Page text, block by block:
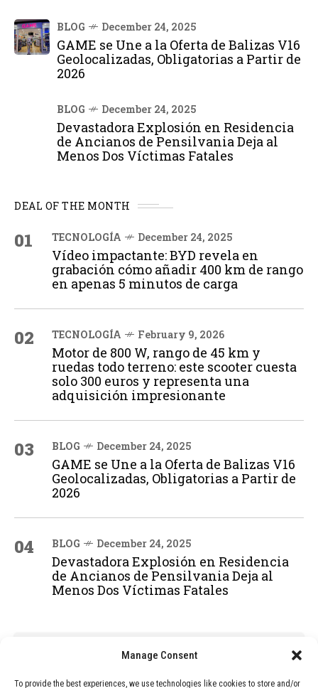
Manage Consent
To provide the best experiences, we use technologies like cookies to store and/or
BLOG December 24, 2025
GAME se Une a la Oferta de Balizas V16
Geolocalizadas, Obligatorias a Partir de
2026
BLOG December 24, 2025
Devastadora Explosión en Residencia
de Ancianos de Pensilvania Deja al
Menos Dos Víctimas Fatales
DEAL OF THE MONTH
01 TECNOLOGÍA December 24, 2025
Vídeo impactante: BYD revela en
grabación cómo añadir 400 km de rango
en apenas 5 minutos de carga
02 TECNOLOGÍA February 9, 2026
Motor de 800 W, rango de 45 km y
ruedas todo terreno: este scooter cuesta
solo 300 euros y representa una
adquisición impresionante
03 BLOG December 24, 2025
GAME se Une a la Oferta de Balizas V16
Geolocalizadas, Obligatorias a Partir de
2026
04 BLOG December 24, 2025
Devastadora Explosión en Residencia
de Ancianos de Pensilvania Deja al
Menos Dos Víctimas Fatales